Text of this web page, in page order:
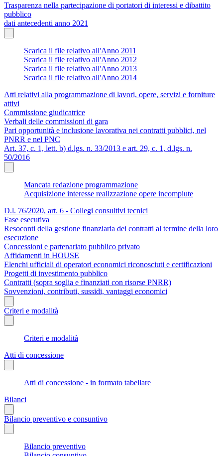
Trasparenza nella partecipazione di portatori di interessi e dibattito
pubblico
dati antecedenti anno 2021
Scarica il file relativo all'Anno 2011
Scarica il file relativo all'Anno 2012
Scarica il file relativo all'Anno 2013
Scarica il file relativo all'Anno 2014
Atti relativi alla programmazione di lavori, opere, servizi e forniture
attivi
Commissione giudicatrice
Verbali delle commissioni di gara
Pari opportunità e inclusione lavorativa nei contratti pubblici, nel
PNRR e nel PNC
Art. 37, c. 1, lett. b) d.lgs. n. 33/2013 e art. 29, c. 1, d.lgs. n.
50/2016
Mancata redazione programmazione
Acquisizione interesse realizzazione opere incompiute
D.l. 76/2020, art. 6 - Collegi consultivi tecnici
Fase esecutiva
Resoconti della gestione finanziaria dei contratti al termine della loro
esecuzione
Concessioni e partenariato pubblico privato
Affidamenti in HOUSE
Elenchi ufficiali di operatori economici riconosciuti e certificazioni
Progetti di investimento pubblico
Contratti (sopra soglia e finanziati con risorse PNRR)
Sovvenzioni, contributi, sussidi, vantaggi economici
Criteri e modalità
Criteri e modalità
Atti di concessione
Atti di concessione - in formato tabellare
Bilanci
Bilancio preventivo e consuntivo
Bilancio preventivo